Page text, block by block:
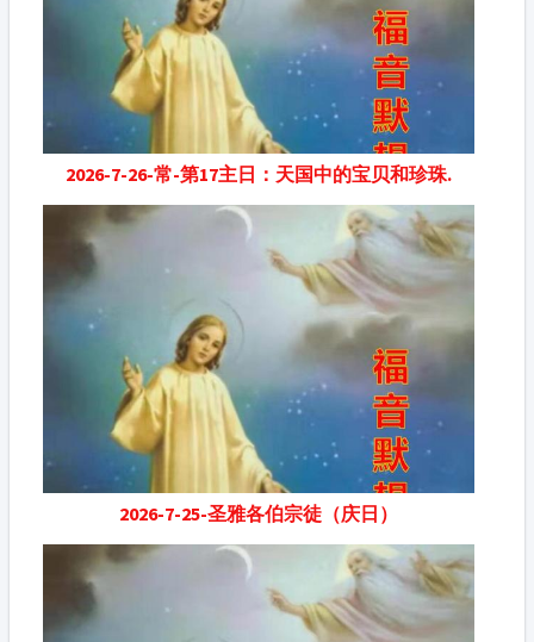
2026-7-26-常-第17主日：天国中的宝贝和珍珠.
2026-7-25-圣雅各伯宗徒（庆日）